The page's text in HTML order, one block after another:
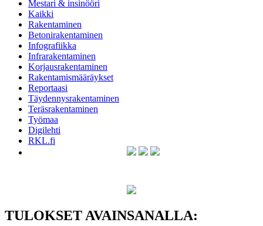
Mestari & insinööri
Kaikki
Rakentaminen
Betonirakentaminen
Infografiikka
Infrarakentaminen
Korjausrakentaminen
Rakentamismääräykset
Reportaasi
Täydennysrakentaminen
Teräsrakentaminen
Työmaa
Digilehti
RKL.fi
TULOKSET AVAINSANALLA: